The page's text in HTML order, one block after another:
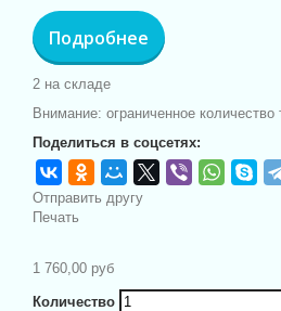
Подробнее
2 на складе
Внимание: ограниченное количество
Поделиться в соцсетях:
Отправить другу
Печать
1 760,00 руб
Количество